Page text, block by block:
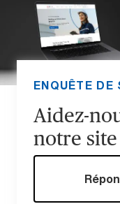
ENQUÊTE DE
Aidez-
notre site